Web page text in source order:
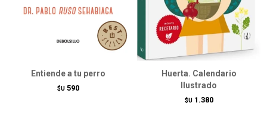
Entiende a tu perro
$U 590
Huerta. Calendario
Ilustrado
$U 1.380